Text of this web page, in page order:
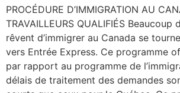
PROCÉDURE D’IMMIGRATION AU
TRAVAILLEURS QUALIFIÉS Beaucoup
rêvent d’immigrer au Canada se
vers Entrée Express. Ce programme
par rapport au programme de
délais de traitement des demandes